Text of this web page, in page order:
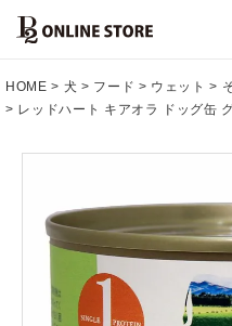
HOME 犬 フード ウェット
レッドハート キアオラ ドッグ缶